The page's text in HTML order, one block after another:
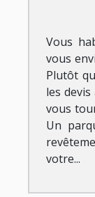
Vous
vous
Plutôt
les
vous
Un
votre...